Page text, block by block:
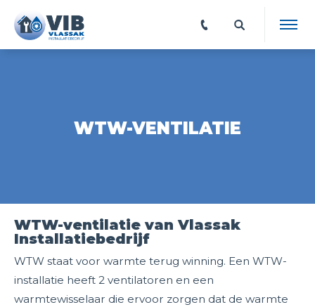
WTW-VENTILATIE
WTW-ventilatie van Vlassak
Installatiebedrijf
WTW staat voor warmte terug winning. Een WTW-
installatie heeft 2 ventilatoren en een
warmtewisselaar die ervoor zorgen dat de warmte